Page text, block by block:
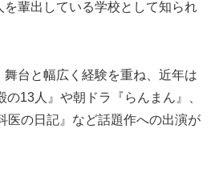
輩出している学校として知られ
台と幅広く経験を重ね、近年は
13人』や朝ドラ『らんまん』、
医の日記』など話題作への出演が